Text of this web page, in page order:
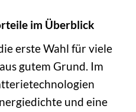
im Überblick
erste Wahl für viele
gutem Grund. Im
und eine